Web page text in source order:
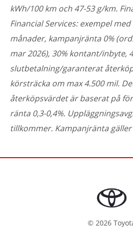
kWh/100 km och 47-53 g/km.
Financial Services: exempel
månader, kampanjränta 0%
mar 2026), 30% kontant/inbyte,
slutbetalning/garanterat
körsträcka om max 4.500 mil.
återköpsvärdet är baserat på
ränta 0,3-0,4%.
tillkommer. Kampanjränta gäller
© 2026